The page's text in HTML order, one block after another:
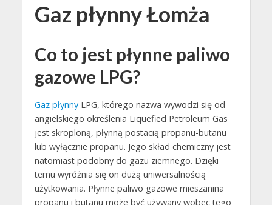
Gaz płynny Łomża
Co to jest płynne paliwo
gazowe LPG?
Gaz płynnyLPG, którego nazwa wywodzi się od
angielskiego określenia Liquefied Petroleum Gas
jest skroploną, płynną postacią propanu-butanu
lub wyłącznie propanu. Jego skład chemiczny jest
natomiast podobny do gazu ziemnego. Dzięki
temu wyróżnia się on dużą uniwersalnością
użytkowania. Płynne paliwo gazowe mieszanina
propanu i butanu może być używany wobec tego